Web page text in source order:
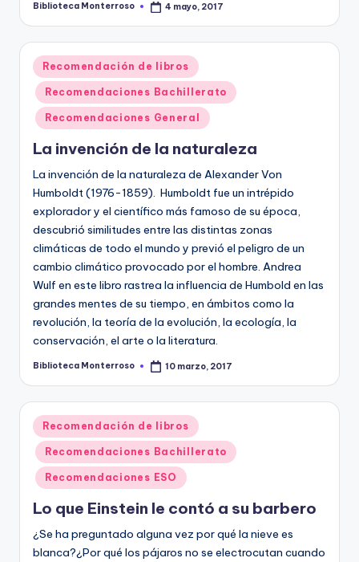
Publicado
Biblioteca Monterroso 4 mayo, 2017
Publicado
en
Recomendación de libros
Recomendaciones Bachillerato
Recomendaciones General
La invención de la naturaleza
La invención de la naturaleza de Alexander Von
Humboldt (1976-1859). Humboldt fue un intrépido
explorador y el científico más famoso de su época,
descubrió similitudes entre las distintas zonas
climáticas de todo el mundo y previó el peligro de un
cambio climático provocado por el hombre. Andrea
Wulf en este libro rastrea la influencia de Humbold en las
grandes mentes de su tiempo, en ámbitos como la
revolución, la teoría de la evolución, la ecología, la
conservación, el arte o la literatura.
Publicado
Biblioteca Monterroso 10 marzo, 2017
Publicado
en
Recomendación de libros
Recomendaciones Bachillerato
Recomendaciones ESO
Lo que Einstein le contó a su barbero
¿Se ha preguntado alguna vez por qué la nieve es
blanca?¿Por qué los pájaros no se electrocutan cuando